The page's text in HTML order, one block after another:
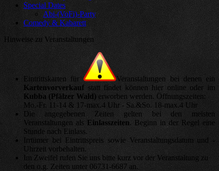
Special Dates
Abi-(VoFi)-Party
Comedy & Kabarett
Hinweise zu Veranstaltungen
Eintrittskarten für
Veranstaltungen bei denen ein
Kartenvorverkaufstatt findet können hier online oder im
Kubba (Pfälzer Wald) erworben werden. Öffnungszeiten:
Mo.-Fr. 11-14 & 17-max.4 Uhr - Sa.&So. 18-max.4 Uhr
Die angegebenen Zeiten gelten bei den meisten
Veranstaltungen als Einlasszeiten. Beginn in der Regel eine
Stunde nach Einlass.
Irrtümer bei Eintrittspreis sowie Veranstaltungsdatum und -
Uhrzeit vorbehalten.
Im Zweifel rufen Sie uns bitte kurz vor der Veranstaltung zu
den o.g. Zeiten unter 06731-6687 an.